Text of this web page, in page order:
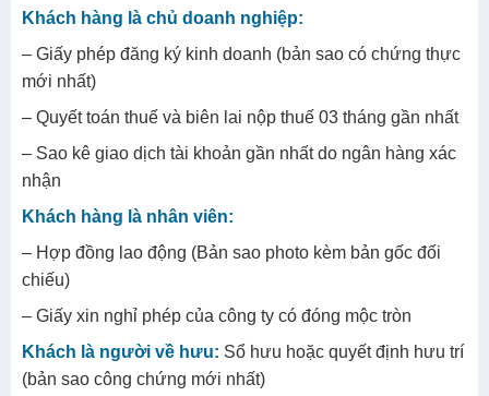
Khách hàng là chủ doanh nghiệp:
– Giấy phép đăng ký kinh doanh (bản sao có chứng thực
mới nhất)
– Quyết toán thuế và biên lai nộp thuế 03 tháng gần nhất
– Sao kê giao dịch tài khoản gần nhất do ngân hàng xác
nhận
Khách hàng là nhân viên:
– Hợp đồng lao động (Bản sao photo kèm bản gốc đối
chiếu)
– Giấy xin nghỉ phép của công ty có đóng mộc tròn
Khách là người về hưu: Sổ hưu hoặc quyết định hưu trí
(bản sao công chứng mới nhất)